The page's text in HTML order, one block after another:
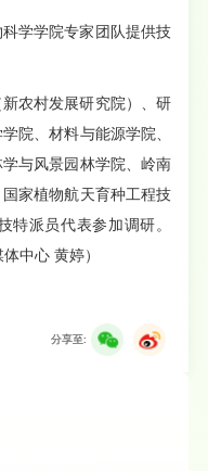
学学院专家团队提供技
农村发展研究院）、研
院、材料与能源学院、
与风景园林学院、岭南
家植物航天育种工程技
特派员代表参加调研。
中心 黄婷）
分享至: